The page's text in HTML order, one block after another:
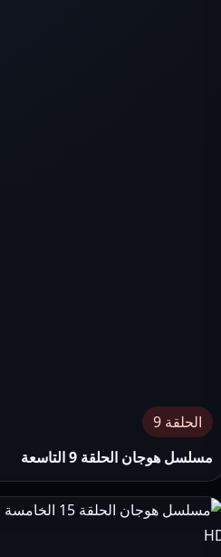
الحلقة 9
مسلسل هوجان الحلقة 9 التاسعة